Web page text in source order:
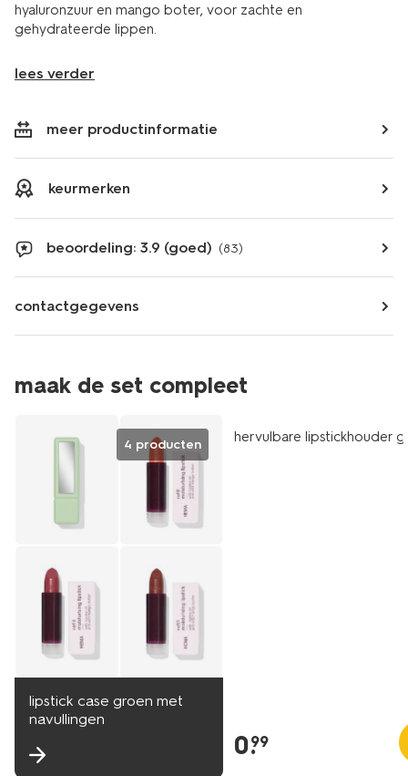
hyaluronzuur en mango boter, voor zachte en
gehydrateerde lippen.
lees verder
meer productinformatie
keurmerken
beoordeling: 3.9 (goed) (83)
contactgegevens
maak de set compleet
4 producten
lipstick case groen met
navullingen
vegan
hervulbare lipstickhouder
0.
99